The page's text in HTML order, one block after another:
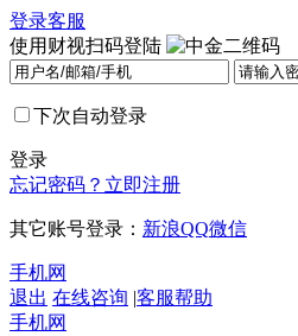
登录客服
使用财视扫码登陆
下次自动登录
登录
忘记密码？ 立即注册
其它账号登录： 新浪QQ微信
手机网
退出 在线咨询 |客服帮助
手机网